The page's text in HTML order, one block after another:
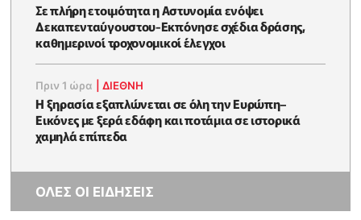
Σε πλήρη ετοιμότητα η Αστυνομία ενόψει
Δεκαπενταύγουστου-Εκπόνησε σχέδια δράσης,
καθημερινοί τροχονομικοί έλεγχοι
Πριν 1 ώρα |ΔΙΕΘΝΗ
Η ξηρασία εξαπλώνεται σε όλη την Ευρώπη–
Εικόνες με ξερά εδάφη και ποτάμια σε ιστορικά
χαμηλά επίπεδα
ΟΛΕΣ ΟΙ ΕΙΔΗΣΕΙΣ